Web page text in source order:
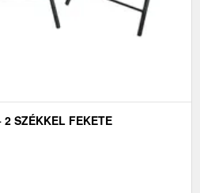
2 SZÉKKEL FEKETE